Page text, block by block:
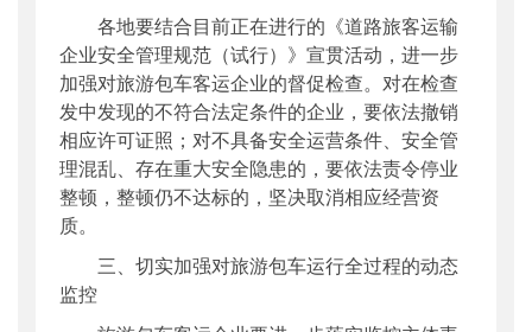
各地要结合目前正在进行的《道路旅客运输
企业安全管理规范（试行）》宣贯活动，进一步
加强对旅游包车客运企业的督促检查。对在检查
发中发现的不符合法定条件的企业，要依法撤销
相应许可证照；对不具备安全运营条件、安全管
理混乱、存在重大安全隐患的，要依法责令停业
整顿，整顿仍不达标的，坚决取消相应经营资
质。
三、切实加强对旅游包车运行全过程的动态
监控